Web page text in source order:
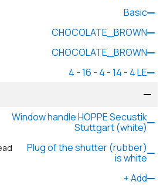
Basic
CHOCOLATE_BROWN
CHOCOLATE_BROWN
4 - 16 - 4 - 14 - 4 LE
Window handle HOPPE Secustik
Stuttgart (white)
Plug of the shutter (rubber)
is white
+Add